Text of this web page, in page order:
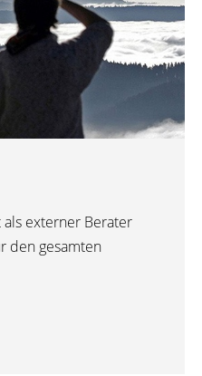
externer Berater
den gesamten